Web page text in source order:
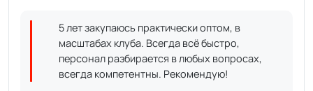
5 лет закупаюсь практически оптом, в
масштабах клуба. Всегда всё быстро,
персонал разбирается в любых вопросах,
всегда компетентны. Рекомендую!